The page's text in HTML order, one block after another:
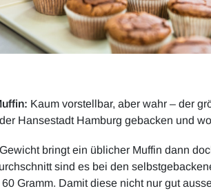
Kaum vorstellbar, aber wahr – der
Hansestadt Hamburg gebacken und
bringt ein üblicher Muffin dann
sind es bei den
Gramm. Damit diese nicht nur gut